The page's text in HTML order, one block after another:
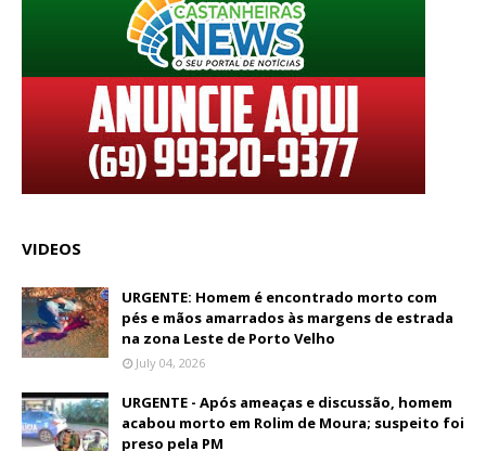
VIDEOS
URGENTE: Homem é encontrado morto com
pés e mãos amarrados às margens de estrada
na zona Leste de Porto Velho
July 04, 2026
URGENTE - Após ameaças e discussão, homem
acabou morto em Rolim de Moura; suspeito foi
preso pela PM